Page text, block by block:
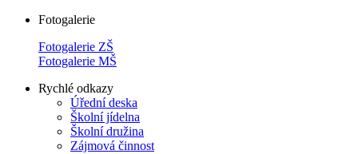
Fotogalerie
Fotogalerie ZŠ
Fotogalerie MŠ
Rychlé odkazy
Úřední deska
Školní jídelna
Školní družina
Zájmová činnost